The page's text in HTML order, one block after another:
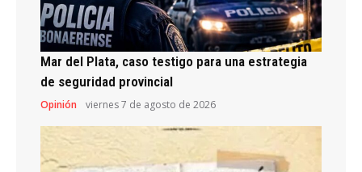
Mar del Plata, caso testigo para una estrategia
de seguridad provincial
Opinión viernes 7 de agosto de 2026